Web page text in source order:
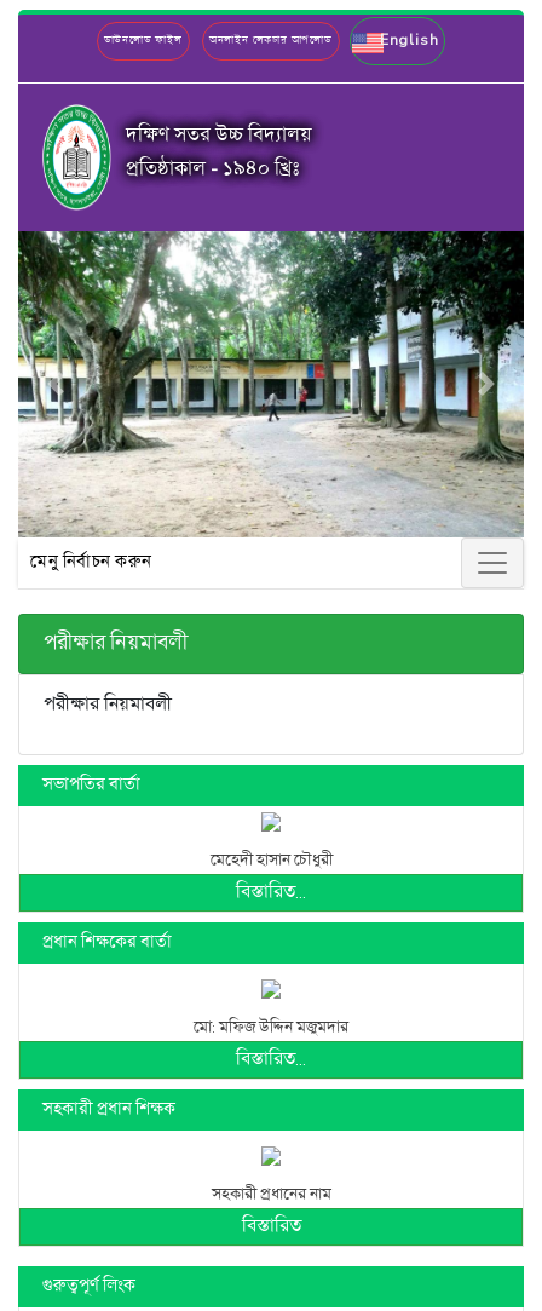
ডাউনলোড ফাইল অনলাইন লেকচার আপলোড English
দক্ষিণ সতর উচ্চ বিদ্যালয়
প্রতিষ্ঠাকাল - ১৯৪০ খ্রিঃ
Previous Next
মেনু নির্বাচন করুন
পরীক্ষার নিয়মাবলী
পরীক্ষার নিয়মাবলী
সভাপতির বার্তা
মেহেদী হাসান চৌধুরী
বিস্তারিত...
প্রধান শিক্ষকের বার্তা
মো: মফিজ উদ্দিন মজুমদার
বিস্তারিত...
সহকারী প্রধান শিক্ষক
সহকারী প্রধানের নাম
বিস্তারিত
গুরুত্বপূর্ণ লিংক